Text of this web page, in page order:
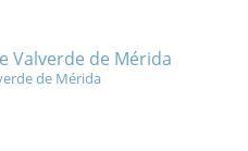
Valverde de Mérida
de Mérida